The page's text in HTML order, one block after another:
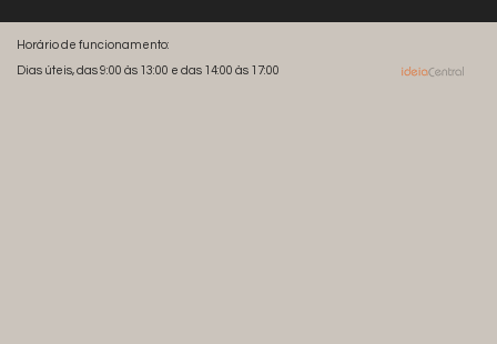
Horário de funcionamento:
Dias úteis, das 9:00 às 13:00 e das 14:00 às 17:00